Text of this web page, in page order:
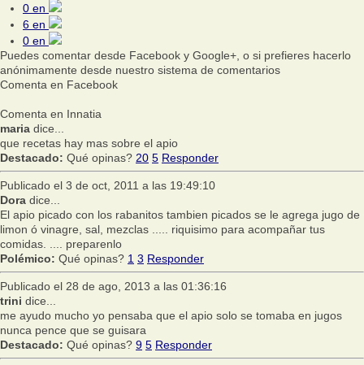
0 en
6 en
0 en
Puedes comentar desde Facebook y Google+, o si prefieres hacerlo
anónimamente desde nuestro sistema de comentarios
Comenta en Facebook
Comenta en Innatia
maria dice...
que recetas hay mas sobre el apio
Destacado: Qué opinas? 20 5 Responder
Publicado el 3 de oct, 2011 a las 19:49:10
Dora dice...
El apio picado con los rabanitos tambien picados se le agrega jugo de
limon ó vinagre, sal, mezclas ..... riquisimo para acompañar tus
comidas. .... preparenlo
Polémico: Qué opinas? 1 3 Responder
Publicado el 28 de ago, 2013 a las 01:36:16
trini dice...
me ayudo mucho yo pensaba que el apio solo se tomaba en jugos
nunca pence que se guisara
Destacado: Qué opinas? 9 5 Responder